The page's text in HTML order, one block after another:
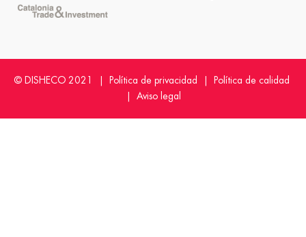
© DISHECO 2021 | Política de privacidad
Política de calidad
Aviso legal